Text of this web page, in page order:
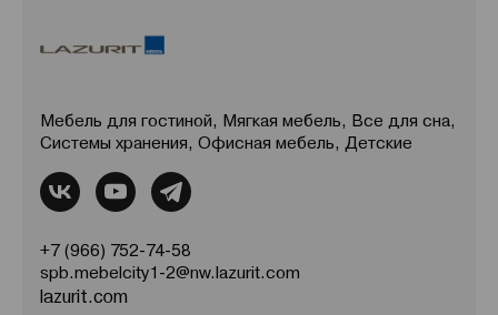
Мебель для гостиной, Мягкая мебель, Все для сна,
Системы хранения, Офисная мебель, Детские
+7 (966) 752-74-58
spb.mebelcity1-2@nw.lazurit.com
lazurit.com